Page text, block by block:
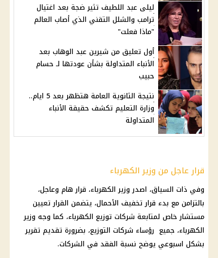
ليلى عبد اللطيف تثير ضجة بعد اغتيال
ترامب والشلل التقني الذي أصاب العالم
"ماذا فعلت"
أول تعليق من شيرين عبد الوهاب بعد
الأنباء المتداولة بشأن عودتها لـ حسام
حبيب
نتيجة الثانوية العامة هتظهر بعد 5 ايام..
وزارة التعليم تكشف حقيقة الأنباء
المتداولة
قرار عاجل من وزير الكهرباء
وفي ذات السياق، اصدروزير الكهرباء، قرارهام وعاجل،
بالتزامن مع بدء قرار تخفيف الأحمال، يتضمن القرارتعيين
مستشار خاص لمتابعة شركات توزيع الكهرباء، كما وجه وزير
الكهرباء، جميع رؤساء شركات التوزيع، بضرورة تقديم تقرير
بشكل اسبوعي يوضح نسبة الفقد في الشركات.